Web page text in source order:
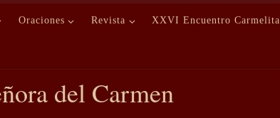
Oraciones Revista XXVI Encuentro Carmelita
del Carmen